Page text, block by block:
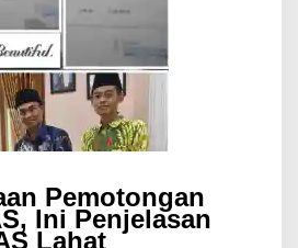
Pemotongan
Ini Penjelasan
Lahat